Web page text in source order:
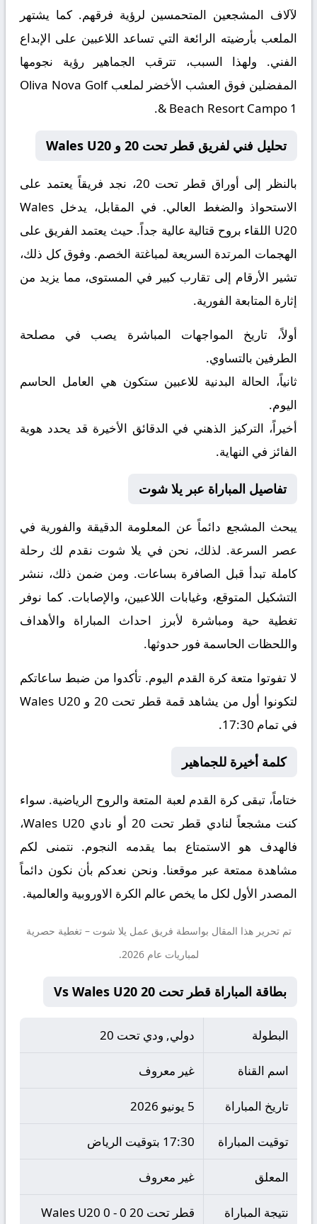
لآلاف المشجعين المتحمسين لرؤية فرقهم. كما يشتهر
الملعب بأرضيته الرائعة التي تساعد اللاعبين على الإبداع
الفني. ولهذا السبب، تترقب الجماهير رؤية نجومها
المفضلين فوق العشب الأخضر لملعب Oliva Nova Golf
& Beach Resort Campo 1.
تحليل فني لفريق قطر تحت 20 و Wales U20
بالنظر إلى أوراق قطر تحت 20
، نجد فريقاً يعتمد على
الاستحواذ والضغط العالي. في المقابل، يدخل Wales
U20 اللقاء بروح قتالية عالية جداً. حيث يعتمد الفريق على
الهجمات المرتدة السريعة لمباغتة الخصم. وفوق كل ذلك،
تشير الأرقام إلى تقارب كبير في المستوى، مما يزيد من
إثارة المتابعة الفورية.
أولاً، تاريخ المواجهات المباشرة يصب في مصلحة
الطرفين بالتساوي.
ثانياً، الحالة البدنية للاعبين ستكون هي العامل الحاسم
اليوم.
أخيراً، التركيز الذهني في الدقائق الأخيرة قد يحدد هوية
الفائز في النهاية.
تفاصيل المباراة عبر يلا شوت
يبحث المشجع دائماً عن المعلومة الدقيقة والفورية في
عصر السرعة. لذلك، نحن في يلا شوت نقدم لك رحلة
كاملة تبدأ قبل الصافرة بساعات. ومن ضمن ذلك، ننشر
التشكيل المتوقع، وغيابات اللاعبين، والإصابات. كما نوفر
تغطية حية ومباشرة لأبرز احداث المباراة والأهداف
واللحظات الحاسمة فور حدوثها.
لا تفوتوا متعة كرة القدم اليوم. تأكدوا من ضبط ساعاتكم
لتكونوا أول من يشاهد قمة قطر تحت 20 و Wales U20
في تمام 17:30.
كلمة أخيرة للجماهير
ختاماً، تبقى كرة القدم لعبة المتعة والروح الرياضية. سواء
كنت مشجعاً لنادي قطر تحت 20 أو نادي Wales U20،
فالهدف هو الاستمتاع بما يقدمه النجوم. نتمنى لكم
مشاهدة ممتعة عبر موقعنا. ونحن نعدكم بأن نكون دائماً
المصدر الأول لكل ما يخص عالم الكرة الاوروبية والعالمية.
تم تحرير هذا المقال بواسطة فريق عمل يلا شوت – تغطية حصرية
لمباريات عام 2026.
بطاقة المباراة قطر تحت 20 Vs Wales U20
البطولة دولي, ودي تحت 20
اسم القناة غير معروف
تاريخ المباراة 5 يونيو 2026
توقيت المباراة 17:30 بتوقيت الرياض
المعلق غير معروف
نتيجة المباراة قطر تحت 20 0 - 0 Wales U20